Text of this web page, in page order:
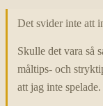
Det svider inte att
Skulle det vara så
måltips- och
att jag inte spelade.